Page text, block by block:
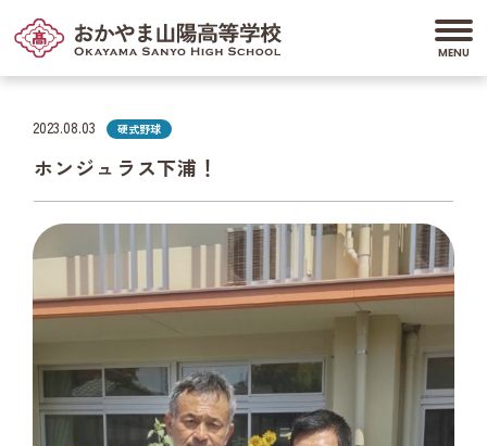
2023.08.03 硬式野球
ホンジュラス下浦！